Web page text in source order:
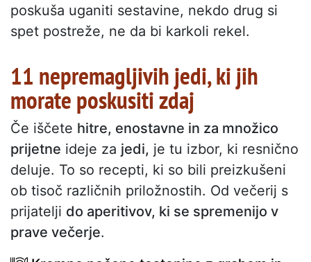
poskuša uganiti sestavine, nekdo drug si
spet postreže, ne da bi karkoli rekel.
11 nepremagljivih jedi, ki jih
morate poskusiti zdaj
Če iščete hitre, enostavne in za množico
prijetne ideje za jedi, je tu izbor, ki resnično
deluje. To so recepti, ki so bili preizkušeni
ob tisoč različnih priložnostih. Od večerij s
prijatelji do aperitivov, ki se spremenijo v
prave večerje.